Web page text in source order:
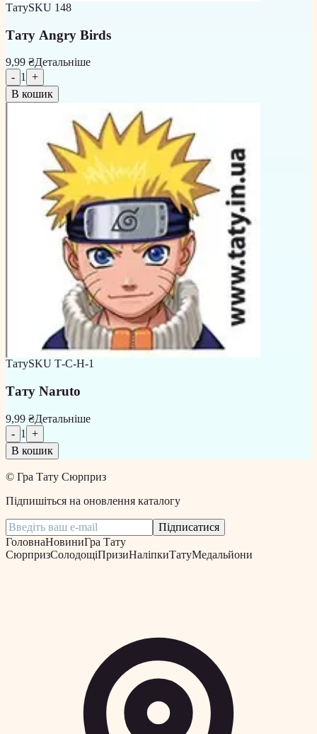
ТатуSKU 148
Тату Angry Birds
9,99 ₴Детальніше
- 1
+
В кошик
ТатуSKU Т-С-Н-1
Тату Naruto
9,99 ₴Детальніше
- 1
+
В кошик
© Гра Тату Сюрприз
Підпишіться на оновлення каталогу
Підписатися
ГоловнаНовиниГра Тату
СюрпризСолодощіПризиНаліпкиТатуМедальйони